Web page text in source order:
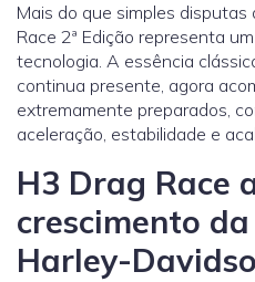
Mais do que simples disputas
Race 2ª Edição representa
tecnologia. A essência
continua presente, agora
extremamente preparados,
aceleração, estabilidade e
H3 Drag Race
crescimento
Harley-